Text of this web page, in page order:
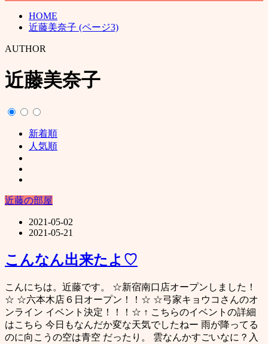
HOME
近藤美奈子 (ページ3)
AUTHOR
近藤美奈子
新着順
人気順
近藤の部屋
2021-05-02
2021-05-21
こんなん出来たよ♡
こんにちは。近藤です。 ☆新宿南口店オープンしました！
☆ ☆六本木店６日オープン！！☆ ☆弓家キョウコさんのオ
ンライン イベント決定！！！☆ ↑ こちらのイベントの詳細
はこちら 今日もなんだか変な天気でしたねー 雨が降ってる
のに向こうの空は青空 だったり。 雲なんかすごいなに？入